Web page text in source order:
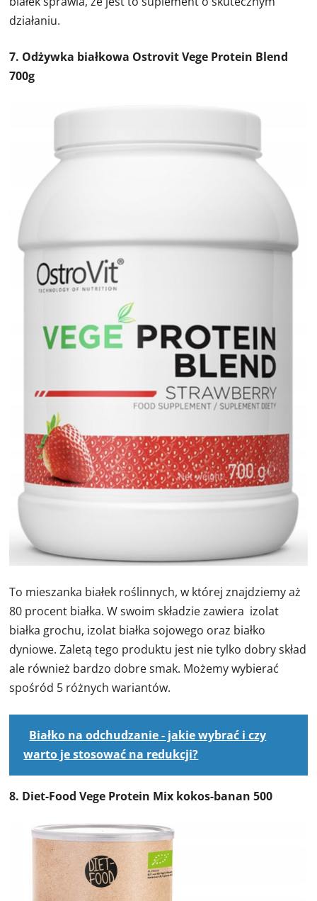
działaniu.
7. Odżywka białkowa Ostrovit Vege Protein Blend
700g
To mieszanka białek roślinnych, w której znajdziemy aż
80 procent białka. W swoim składzie zawiera izolat
białka grochu, izolat białka sojowego oraz białko
dyniowe. Zaletą tego produktu jest nie tylko dobry skład
ale również bardzo dobre smak. Możemy wybierać
spośród 5 różnych wariantów.
Białko na odchudzanie - jakie wybrać i czy
warto je stosować na redukcji?
8. Diet-Food Vege Protein Mix kokos-banan 500